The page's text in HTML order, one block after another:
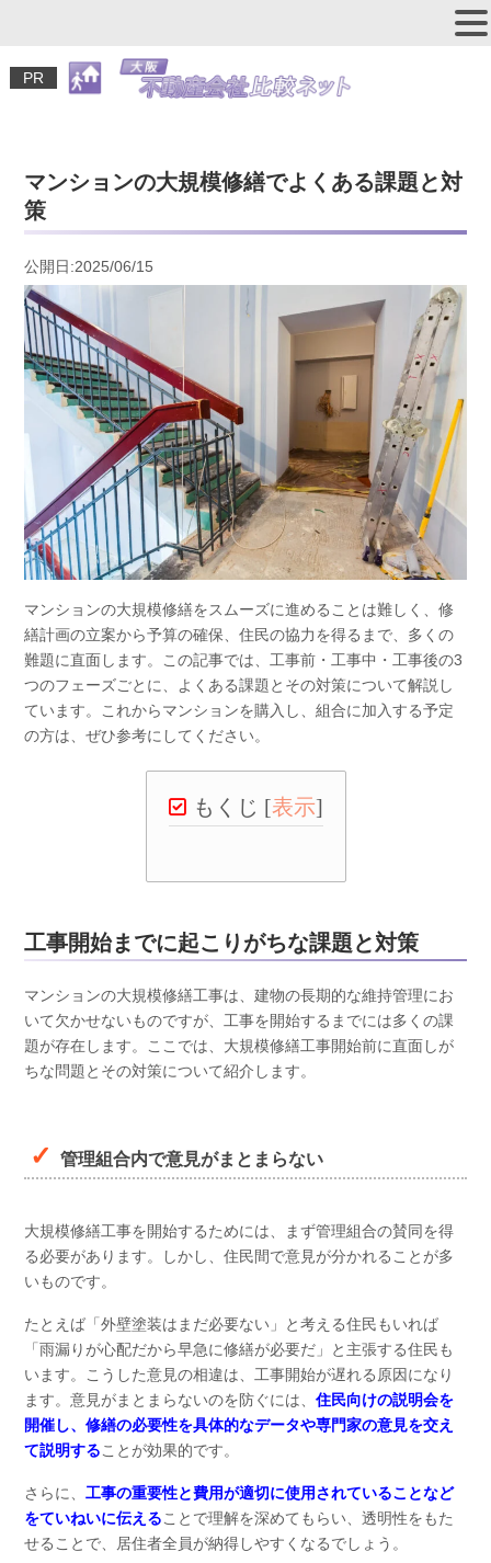
PR
マンションの大規模修繕でよくある課題と対
策
公開日:2025/06/15
マンションの大規模修繕をスムーズに進めることは難しく、修
繕計画の立案から予算の確保、住民の協力を得るまで、多くの
難題に直面します。この記事では、工事前・工事中・工事後の3
つのフェーズごとに、よくある課題とその対策について解説し
ています。これからマンションを購入し、組合に加入する予定
の方は、ぜひ参考にしてください。
もくじ [表示]
工事開始までに起こりがちな課題と対策
マンションの大規模修繕工事は、建物の長期的な維持管理にお
いて欠かせないものですが、工事を開始するまでには多くの課
題が存在します。ここでは、大規模修繕工事開始前に直面しが
ちな問題とその対策について紹介します。
管理組合内で意見がまとまらない
大規模修繕工事を開始するためには、まず管理組合の賛同を得
る必要があります。しかし、住民間で意見が分かれることが多
いものです。
たとえば「外壁塗装はまだ必要ない」と考える住民もいれば
「雨漏りが心配だから早急に修繕が必要だ」と主張する住民も
います。こうした意見の相違は、工事開始が遅れる原因になり
ます。意見がまとまらないのを防ぐには、 住民向けの説明会を
開催し、修繕の必要性を具体的なデータや専門家の意見を交え
て説明することが効果的です。
さらに、 工事の重要性と費用が適切に使用されていることなど
をていねいに伝えることで理解を深めてもらい、透明性をもた
せることで、居住者全員が納得しやすくなるでしょう。